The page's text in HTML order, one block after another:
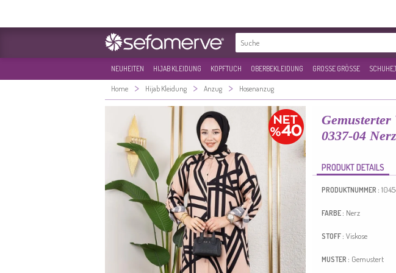
NEUHEITEN HIJAB KLEIDUNG KOPFTUCH OBERBEKLEIDUNG GROSSE GRÖSSE
Home > Hijab Kleidung > Anzug > Hosenanzug
Gemusterter
0337-04
PRODUKT DETAILS
PRODUKTNUMMER :
FARBE : Nerz
STOFF : Viskose
MUSTER : Gemustert